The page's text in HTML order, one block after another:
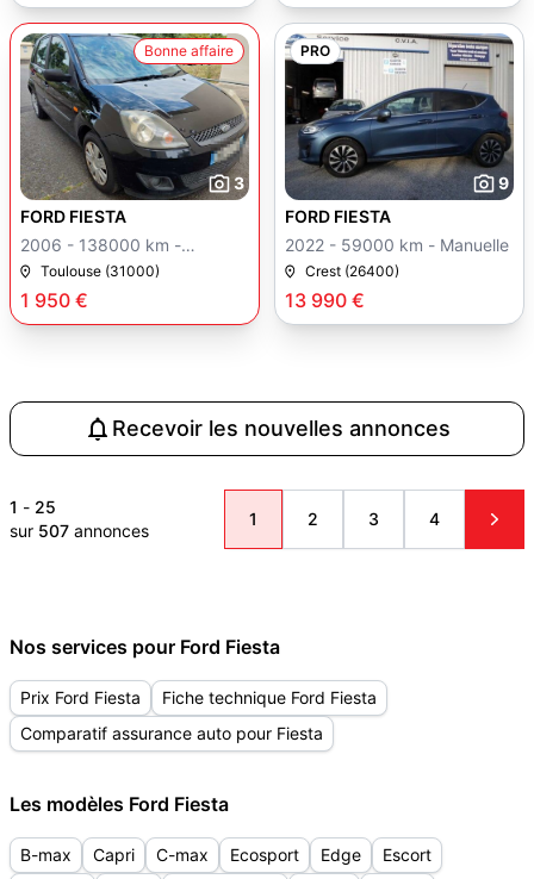
Bonne affaire
3
1 950 €
FORD FIESTA
2006 - 138000 km -
Manuelle
Toulouse (31000)
PRO
9
13 990 €
FORD FIESTA
2022 - 59000 km - Manuelle
Crest (26400)
Recevoir les nouvelles annonces
1 - 25
sur 507 annonces
1 2 3 4
Nos services pour Ford Fiesta
Prix Ford Fiesta
Fiche technique Ford Fiesta
Comparatif assurance auto pour Fiesta
Les modèles Ford Fiesta
B-max Capri C-max Ecosport Edge
Escort